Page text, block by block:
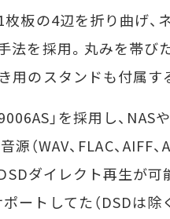
板の4辺を折り曲げ、
法を採用。丸みを帯
用のスタンドも付属す
」を採用し、
（WAV、FLAC、AIFF
ダイレクト再生が
ートしてた（DSDは